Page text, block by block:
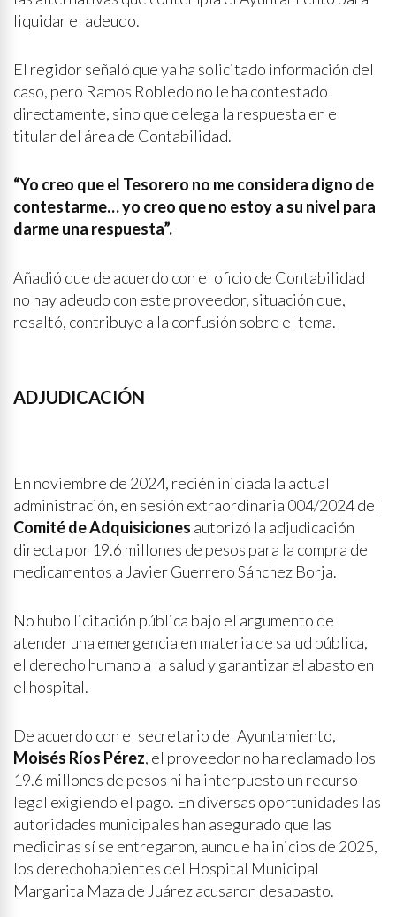
liquidar el adeudo.
El regidor señaló que ya ha solicitado información del
caso, pero Ramos Robledo no le ha contestado
directamente, sino que delega la respuesta en el
titular del área de Contabilidad.
“Yo creo que el Tesorero no me considera digno de
contestarme… yo creo que no estoy a su nivel para
darme una respuesta”.
Añadió que de acuerdo con el oficio de Contabilidad
no hay adeudo con este proveedor, situación que,
resaltó, contribuye a la confusión sobre el tema.
ADJUDICACIÓN
En noviembre de 2024, recién iniciada la actual
administración, en sesión extraordinaria 004/2024 del
Comité de Adquisiciones autorizó la adjudicación
directa por 19.6 millones de pesos para la compra de
medicamentos a Javier Guerrero Sánchez Borja.
No hubo licitación pública bajo el argumento de
atender una emergencia en materia de salud pública,
el derecho humano a la salud y garantizar el abasto en
el hospital.
De acuerdo con el secretario del Ayuntamiento,
Moisés Ríos Pérez, el proveedor no ha reclamado los
19.6 millones de pesos ni ha interpuesto un recurso
legal exigiendo el pago. En diversas oportunidades las
autoridades municipales han asegurado que las
medicinas sí se entregaron, aunque ha inicios de 2025,
los derechohabientes del Hospital Municipal
Margarita Maza de Juárez acusaron desabasto.